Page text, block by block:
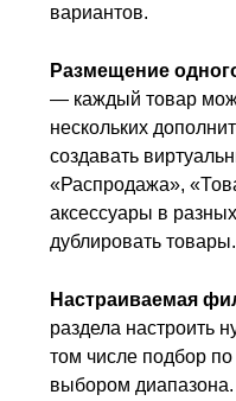
вариантов.
Размещение
— каждый товар
нескольких
создавать
«Распродажа»,
аксессуары в
дублировать товары.
Настраиваемая
раздела настроить
том числе подбор
выбором диапазона.